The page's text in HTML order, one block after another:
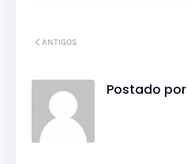
ANTIGOS
Postado por